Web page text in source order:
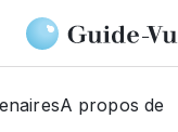
A propos de